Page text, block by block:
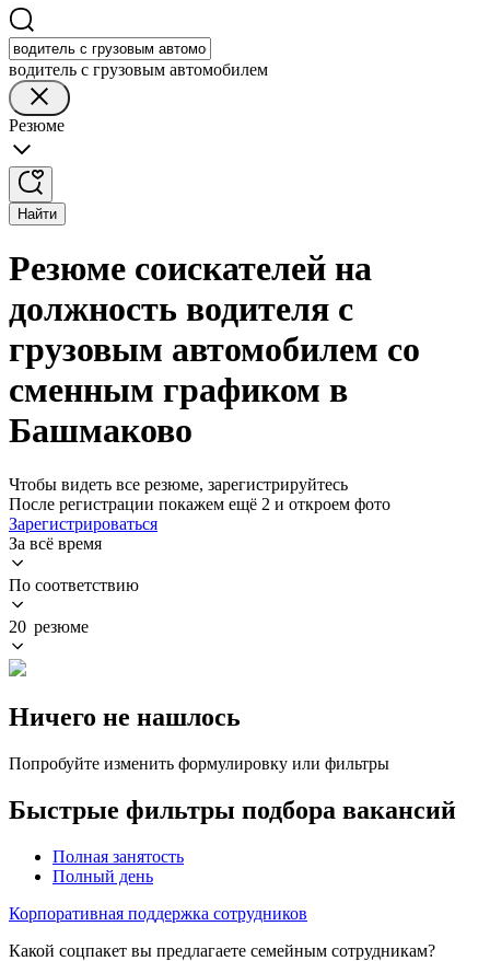
водитель с грузовым автомобилем
Резюме
Найти
Резюме соискателей на
должность водителя с
грузовым автомобилем со
сменным графиком в
Башмаково
Чтобы видеть все резюме, зарегистрируйтесь
После регистрации покажем ещё 2 и откроем фото
Зарегистрироваться
За всё время
По соответствию
20 резюме
Ничего не нашлось
Попробуйте изменить формулировку или фильтры
Быстрые фильтры подбора вакансий
Полная занятость
Полный день
Корпоративная поддержка сотрудников
Какой соцпакет вы предлагаете семейным сотрудникам?